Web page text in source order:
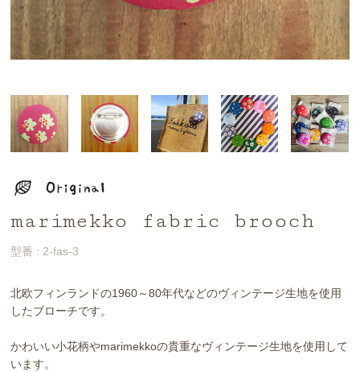
marimekko fabric brooch
型番 : 2-fas-3
北欧フィンランドの1960～80年代などのヴィンテージ生地を使用
したブローチです。
かわいい小花柄やmarimekkoの貴重なヴィンテージ生地を使用して
います。